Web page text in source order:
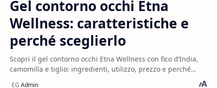
Gel contorno occhi Etna
Wellness: caratteristiche e
perché sceglierlo
Scopri il gel contorno occhi Etna Wellness con fico d’India,
camomilla e tiglio: ingredienti, utilizzo, prezzo e perché